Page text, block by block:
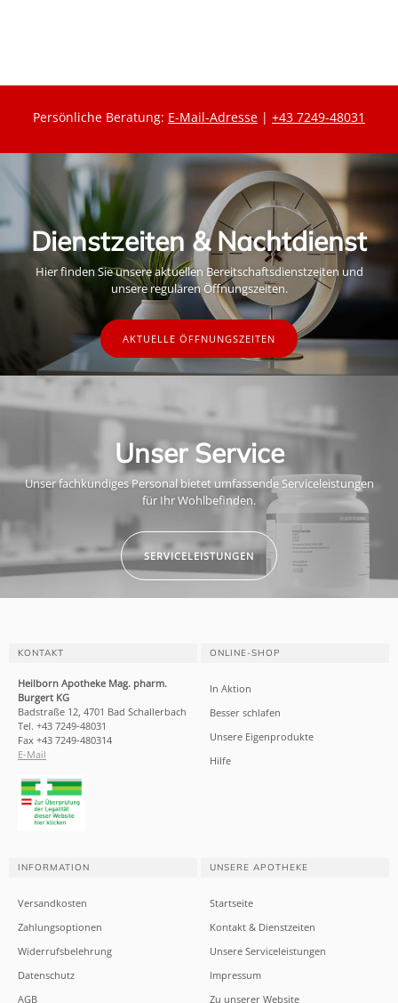
Persönliche Beratung: E-Mail-Adresse | +43 7249-48031
Dienstzeiten & Nachtdienst
Hier finden Sie unsere aktuellen Bereitschaftsdienstzeiten und
unsere regulären Öffnungszeiten.
AKTUELLE ÖFFNUNGSZEITEN
Unser Service
Unser fachkundiges Personal bietet umfassende Serviceleistungen
für Ihr Wohlbefinden.
SERVICELEISTUNGEN
KONTAKT
Heilborn Apotheke Mag. pharm.
Burgert KG
Badstraße 12, 4701 Bad Schallerbach
Tel. +43 7249-48031
Fax +43 7249-480314
E-Mail
ONLINE-SHOP
In Aktion
Besser schlafen
Unsere Eigenprodukte
Hilfe
INFORMATION
Versandkosten
Zahlungsoptionen
Widerrufsbelehrung
Datenschutz
AGB
UNSERE APOTHEKE
Startseite
Kontakt & Dienstzeiten
Unsere Serviceleistungen
Impressum
Zu unserer Website